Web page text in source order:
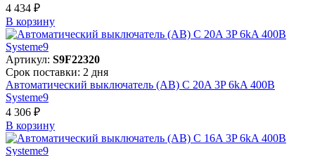
4 434 ₽
В корзинy
Артикул: S9F22320
Срок поставки: 2 дня
Автоматический выключатель (АВ) C 20A 3P 6kA 400В
Systeme9
4 306 ₽
В корзинy